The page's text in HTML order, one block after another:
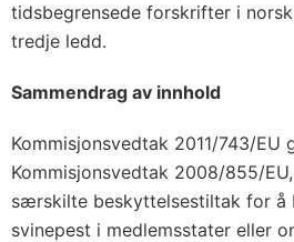
tidsbegrensede forskrifter i
tredje ledd.
Sammendrag av innhold
Kommisjonsvedtak 2011/743/EU
Kommisjonsvedtak 2008/855/
særskilte beskyttelsestiltak for å
svinepest i medlemsstater eller